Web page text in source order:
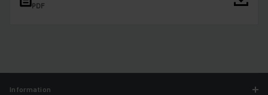
PDF
Information